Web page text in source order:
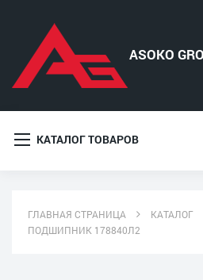
КАТАЛОГ ТОВАРОВ
ГЛАВНАЯ СТРАНИЦА КАТАЛОГ
ПОДШИПНИК 178840Л2